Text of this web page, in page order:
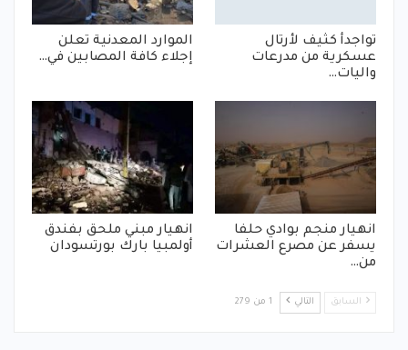
تواجدأ كثيف لأرتال
عسكرية من مدرعات
واليات…
الموارد المعدنية تعلن
إجلاء كافة المصابين في…
انهيار منجم بوادي حلفا
يسفر عن مصرع العشرات
من…
انهيار مبني ملحق بفندق
أولمبيا بارك بورتسودان
السابق التالي 1 من 279